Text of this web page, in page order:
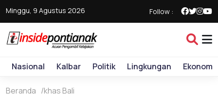
Minggu, 9 Agustus 2026 Follow :
Nasional Kalbar Politik Lingkungan Ekonomi
Beranda khas Bali